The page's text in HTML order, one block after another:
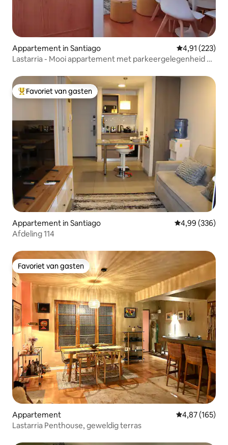
Appartement in Santiago Gemiddelde
4,91 (223)
Lastarria - Mooi appartement met parkeergelegenheid en
Topfavoriet van gasten
Favoriet van gasten
Appartement in Santiago Gemiddelde
4,99 (336)
Afdeling 114
Favoriet van gasten
Favoriet van gasten
Appartement Gemiddelde
4,87 (165)
Lastarria Penthouse, geweldig terras